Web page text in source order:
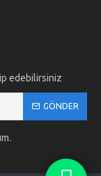
edebilirsiniz
GÖNDER